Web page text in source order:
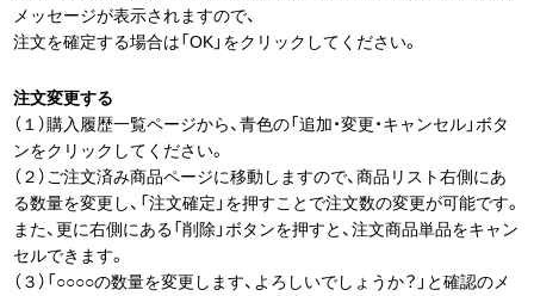
メッセージが表示されますので、
注文を確定する場合は「OK」をクリックしてください。
注文変更する
（１）購入履歴一覧ページから、青色の「追加・変更・キャンセル」ボタ
ンをクリックしてください。
（２）ご注文済み商品ページに移動しますので、商品リスト右側にあ
る数量を変更し、「注文確定」を押すことで注文数の変更が可能です。
また、更に右側にある「削除」ボタンを押すと、注文商品単品をキャン
セルできます。
（３）「○○○○の数量を変更します、よろしいでしょうか？」と確認のメ